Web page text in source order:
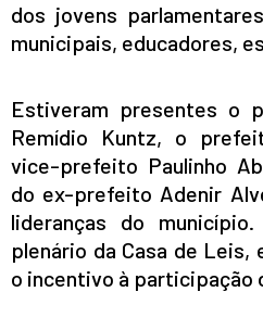
dos jovens
municipais, educadores,
Estiveram presentes o
Remídio Kuntz, o
vice-prefeito Paulinho
do ex-prefeito Adenir
lideranças do
plenário da Casa de Leis,
o incentivo à participação